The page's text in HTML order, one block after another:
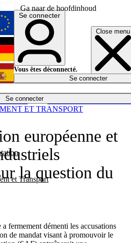
Ga naar de hoofdinhoud
Close menu
Se connecter
et Transport
Économie
English
Deutsch
Español
Se connecter
Vous êtes déconnecté.
Se connecter
européenne et
la question du
fermement démenti les accusations
de mandat visant à promouvoir le
ET TRANSPORT